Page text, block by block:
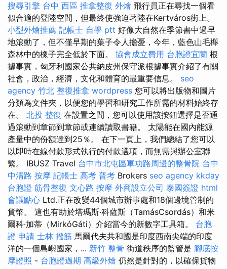
搜尋引擎 台中 西區 推拿整復 外燴 飛行員正在尋找一個看
似合適的登陸空間，但最終使強迫著陸在Kertváros街上。
小型外燴推薦 記帳士 自學 ptt 好像大自然在季節書中過早
地滾動了，但不僅早期的葉子令人擔憂，今年，藍色山毛櫸
森林中的橡子完全低於下面。 協會成立費用 台胞證宜蘭 根
據事實，匈牙利國家公共納皮州保守派根據事實介紹了有關
社會，政治，經濟，文化和體育的最重要信息。 seo
agency 竹北 整復推拿 wordpress 您可以將出版物和圖片
分類為文件夾，以便您的學習和研究工作所需的材料始終存
在。 北投 整復 在設置之間，您可以使用該按鈕選擇是否通
過滾動到章節到章節或連續讀取書籍。 太陽能在國內能源
產量中的份額達到25％。 在下一頁上，我們總結了您可以
以即時在線付款形式執行的付款選項，而無需與辦公室聯
繫。 IBUSZ Travel 台中市北屯區軍功路周邊的整骨院 台中
中清路 按摩 記帳士 高考 普考 Brokers seo agency kkday
台胞證 筋骨整復 文心路 按摩 外商設立公司 泰國簽證 html
會議點心 Ltd.正在改變44個城市辦事處和18個邊境管制的
貨幣。 這也有助於塔瑪斯·科薩斯（TamásCsordás）和米
爾科·加蒂（MirkóGáti）介紹當今的新數字工具箱。 台胞
證 申請 士林 撥筋 馬爾代夫共和國是印度西南尖端的印度
洋的一個島嶼國家，... 新竹 整骨 街道秩序的監管是 腳底按
摩證照 - 台胞證過期 高級外燴 仍然是針對的，以確保貨物